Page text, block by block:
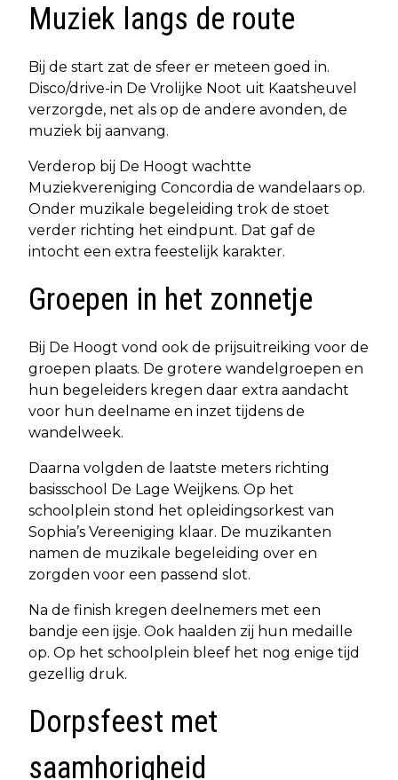
Muziek langs de route
Bij de start zat de sfeer er meteen goed in.
Disco/drive-in De Vrolijke Noot uit Kaatsheuvel
verzorgde, net als op de andere avonden, de
muziek bij aanvang.
Verderop bij De Hoogt wachtte
Muziekvereniging Concordia de wandelaars op.
Onder muzikale begeleiding trok de stoet
verder richting het eindpunt. Dat gaf de
intocht een extra feestelijk karakter.
Groepen in het zonnetje
Bij De Hoogt vond ook de prijsuitreiking voor de
groepen plaats. De grotere wandelgroepen en
hun begeleiders kregen daar extra aandacht
voor hun deelname en inzet tijdens de
wandelweek.
Daarna volgden de laatste meters richting
basisschool De Lage Weijkens. Op het
schoolplein stond het opleidingsorkest van
Sophia’s Vereeniging klaar. De muzikanten
namen de muzikale begeleiding over en
zorgden voor een passend slot.
Na de finish kregen deelnemers met een
bandje een ijsje. Ook haalden zij hun medaille
op. Op het schoolplein bleef het nog enige tijd
gezellig druk.
Dorpsfeest met
saamhorigheid